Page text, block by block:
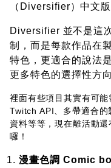
（Diversifier）中文版
Diversifier 並不是這
制，而是每款作品在
特色，更適合的說法
更多特色的選擇性方向
裡面有些項目其實有可
Twitch API、多帶適合的
資料等等，現在離活動
囉！
漫畫色調 Comic